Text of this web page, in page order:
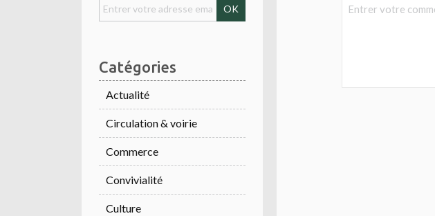
Catégories
Actualité
Circulation & voirie
Commerce
Convivialité
Culture